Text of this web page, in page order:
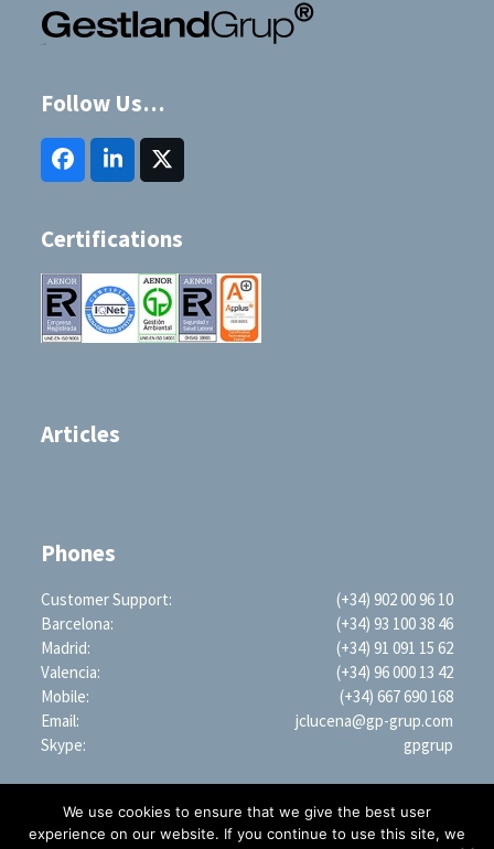
Follow Us…
FacebookLinkedInTwitter
(deprecated)
Certifications
Articles
Phones
Customer Support:
(+34) 902 00 96 10
Barcelona:
(+34) 93 100 38 46
Madrid:
(+34) 91 091 15 62
Valencia:
(+34) 96 000 13 42
Mobile:
(+34) 667 690 168
Email:
jclucena@gp-grup.com
Skype:
gpgrup
We use cookies to ensure that we give the best user
experience on our website. If you continue to use this site, we